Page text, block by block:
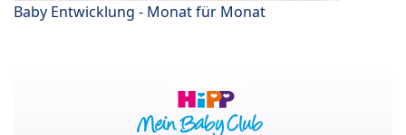
Baby Entwicklung - Monat für Monat